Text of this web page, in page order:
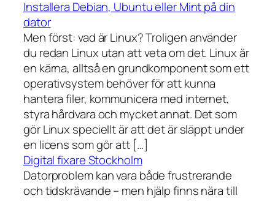
Installera Debian, Ubuntu eller Mint på din
dator
Men först: vad är Linux? Troligen använder
du redan Linux utan att veta om det. Linux är
en kärna, alltså en grundkomponent som ett
operativsystem behöver för att kunna
hantera filer, kommunicera med internet,
styra hårdvara och mycket annat. Det som
gör Linux speciellt är att det är släppt under
en licens som gör att […]
Digital fixare Stockholm
Datorproblem kan vara både frustrerande
och tidskrävande – men hjälp finns nära till